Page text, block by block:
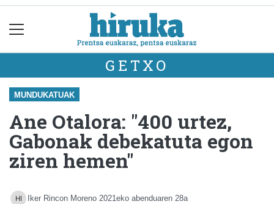
GETXO
MUNDUKATUAK
Ane Otalora: "400 urtez,
Gabonak debekatuta egon
ziren hemen"
Iker Rincon Moreno 2021eko abenduaren 28a